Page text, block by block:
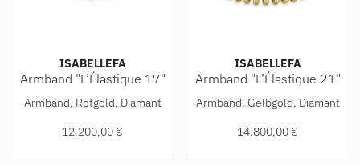
ISABELLEFA
Armband "L’Élastique 17"
IsabelleFa Armband "L’Élastique 17", Ref: 02150/17/
Armband, Rotgold, Diamant
12.200,00 €
ISABELLEFA
Armband "L’Élastique 21"
IsabelleFa Armband
Armband, Gelbgold, Diamant
14.800,00 €